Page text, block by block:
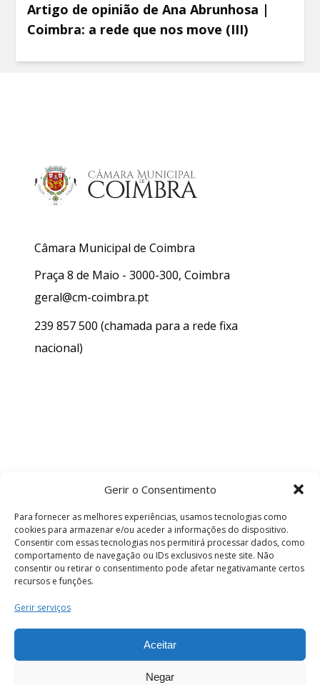
Gerir o Consentimento
Para fornecer as melhores experiências, usamos tecnologias como
cookies para armazenar e/ou aceder a informações do dispositivo.
Consentir com essas tecnologias nos permitirá processar dados, como
comportamento de navegação ou IDs exclusivos neste site. Não
consentir ou retirar o consentimento pode afetar negativamante certos
recursos e funções.
Gerir serviços
Aceitar
Negar
Artigo de opinião de Ana Abrunhosa |
Coimbra: a rede que nos move (III)
Câmara Municipal de Coimbra
Praça 8 de Maio - 3000-300, Coimbra
geral@cm-coimbra.pt
239 857 500 (chamada para a rede fixa
nacional)
Termos e Condições
os direitos reservados.